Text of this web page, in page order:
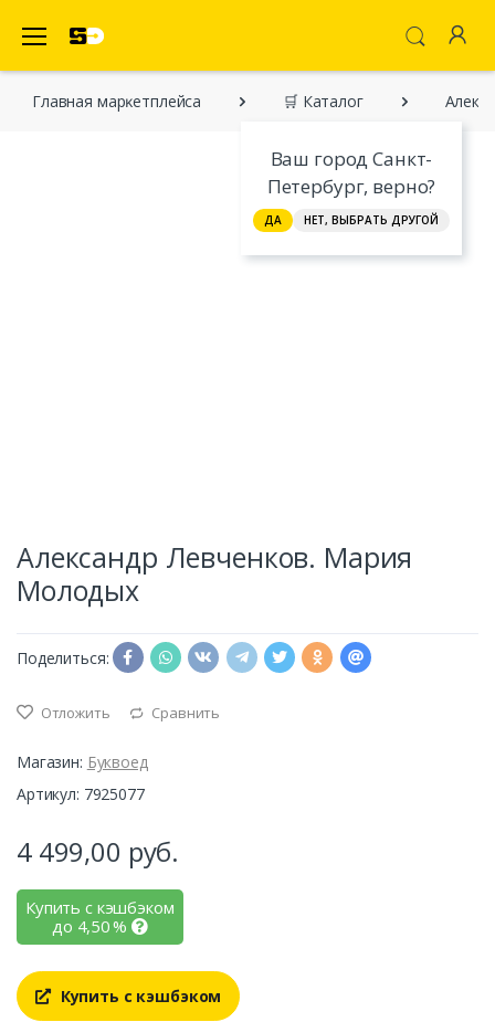
Ваш город Санкт-
Петербург, верно?
ДА НЕТ, ВЫБРАТЬ ДРУГОЙ
Главная марĸетплейса 🛒 Каталог
Александр Левченков. Мария
Молодых
Поделиться:
Отложить Сравнить
Магазин: Буквоед
Артикул: 7925077
4 499,00 руб.
Купить с кэшбэком
до 4,50%
Купить с кэшбэком